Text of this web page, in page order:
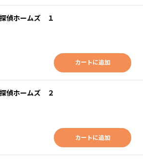
偵ホームズ １
カートに追加
偵ホームズ ２
カートに追加